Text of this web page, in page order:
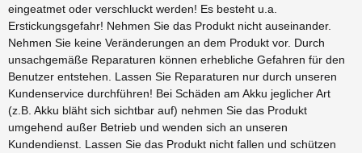
eingeatmet oder verschluckt werden! Es besteht u.a.
Erstickungsgefahr! Nehmen Sie das Produkt nicht auseinander.
Nehmen Sie keine Veränderungen an dem Produkt vor. Durch
unsachgemäße Reparaturen können erhebliche Gefahren für den
Benutzer entstehen. Lassen Sie Reparaturen nur durch unseren
Kundenservice durchführen! Bei Schäden am Akku jeglicher Art
(z.B. Akku bläht sich sichtbar auf) nehmen Sie das Produkt
umgehend außer Betrieb und wenden sich an unseren
Kundendienst. Lassen Sie das Produkt nicht fallen und schützen